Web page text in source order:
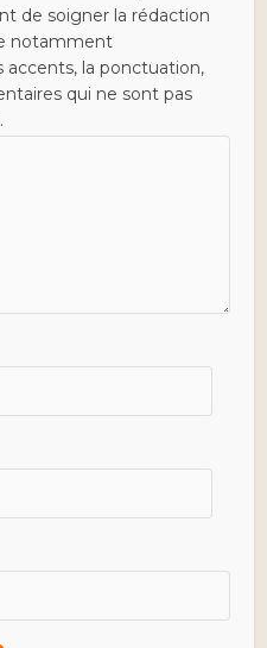
de soigner la rédaction
notamment
accents, la ponctuation,
qui ne sont pas